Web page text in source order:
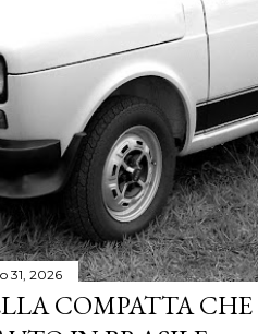
31, 2026
COMPATTA